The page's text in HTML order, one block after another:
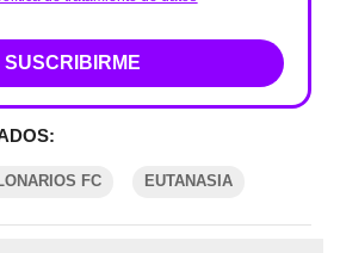
SUSCRIBIRME
FC EUTANASIA